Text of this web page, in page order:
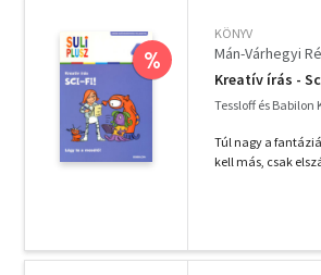
%
KÖNYV
Mán-Várhegyi
Kreatív írás -
Tessloff és Babilon
Túl nagy a
kell más, csak